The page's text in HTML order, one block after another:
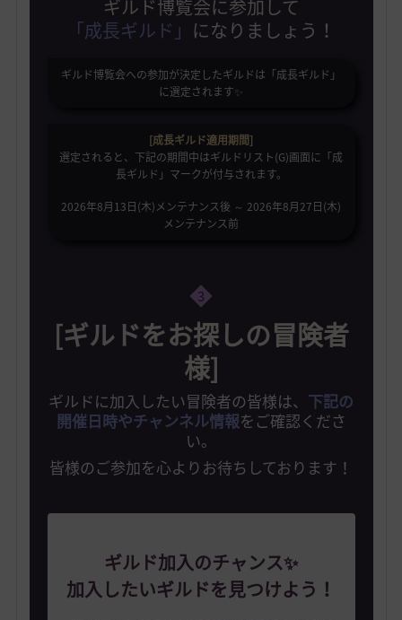
ギルド博覧会に参加して
「成長ギルド」 になりましょう！
ギルド博覧会への参加が決定したギルドは「成長ギルド」
に選定されます✨️
[成長ギルド適用期間]
選定されると、下記の期間中はギルドリスト(G)画面に「成
長ギルド」マークが付与されます。
2026年8月13日(木)メンテナンス後 ～ 2026年8月27日(木)
メンテナンス前
3
[ギルドをお探しの冒険者
様]
ギルドに加入したい冒険者の皆様は、 下記の
開催日時やチャンネル情報をご確認くださ
い。
皆様のご参加を心よりお待ちしております！
ギルド加入のチャンス✨️
加入したいギルドを見つけよう！